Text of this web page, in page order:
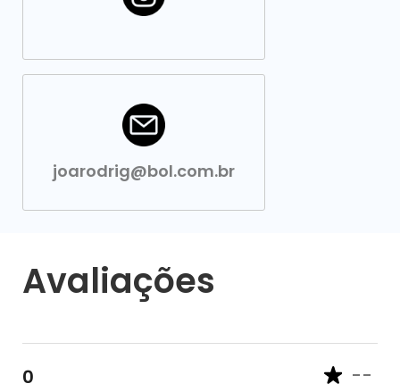
joarodrig@bol.com.br
Avaliações
0 --